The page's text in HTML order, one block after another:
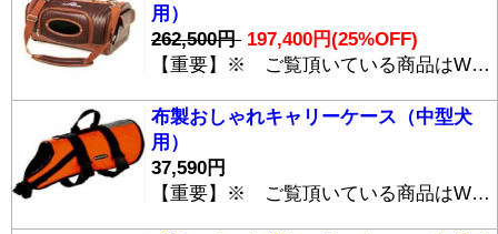
用）
262,500円 197,400円(25%OFF)
【重要】※ ご覧頂いている商品はWEBショッピングシステムのデモサイトに掲載しているダミー商品です。実際のご購入は出来ません。 【高級】本革製キャリーケース（中型犬用）[Doggy Catty BB-999]は、傷と汚れに強いグラファイで作られた小型・中型犬用のキャリーバッグです。 航空機内に持ち込み可能で、シートの下に上手く収められる大きさに作られています。 また、航空機にも使われる新素材グラファイトを使用しているため、「軽く」「丈夫」で「汚れにくい」ため、長期の旅行にも最適です。 独特のデザインと共に、内部の居住性にも気遣いがあふれており、床面のクッションは勿論、側面にもクッションが取り付けられており、わんちゃんも大安心。 ストラップの取り付け位置も変更可能。 一緒に「お出かけ用シュラフ SKシリーズ」(写真上)をお求めいただければ、防汚性・撥水性に優れた[Doggy Catty cc-0009]で、アウトドアはもちろん、海外旅行でもいつでもワンちゃんと一緒です。
布製おしゃれキャリーケース（中型犬
用）
37,590円
【重要】※ ご覧頂いている商品はWEBショッピングシステムのデモサイトに掲載しているダミー商品です。実際のご購入は出来ません。 布製おしゃれキャリーケース[Doggy Catty AA-1009]は、折りたたみ可能で場所をとらない小型・中型犬用布製キャリーバッグです。 航空機内に持ち込み可能で、シートの下に上手く収められる大きさに作られています。 また、航空機にも使われる新素材グラファイトを使用しているため、「軽く」「丈夫」で「汚れにくい」ため、長期の旅行にも最適です。 独特のデザインと共に、内部の居住性にも気遣いがあふれており、床面のクッションは勿論、側面にもクッションが取り付けられており、わんちゃんも大安心。 ストラップの取り付け位置も変更可能。 一緒に「お出かけ用シュラフ SKシリーズ」(写真上)をお求めいただければ、防汚性・撥水性に優れた[Doggy Catty cc-0009]で、アウトドアはもちろん、海外旅行でもいつでもワンちゃんと一緒です。